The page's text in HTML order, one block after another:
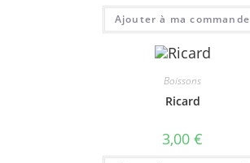
Ajouter à ma commande
Boissons
Ricard
3,00 €